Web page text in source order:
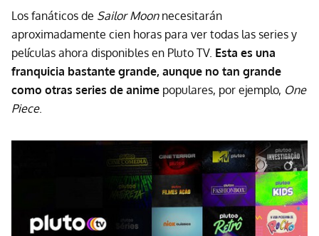
Los fanáticos de Sailor Moonnecesitarán
aproximadamente cien horas para ver todas las series y
películas ahora disponibles en Pluto TV. Esta es una
franquicia bastante grande, aunque no tan grande
como otras series de anime populares, por ejemplo, One
Piece.